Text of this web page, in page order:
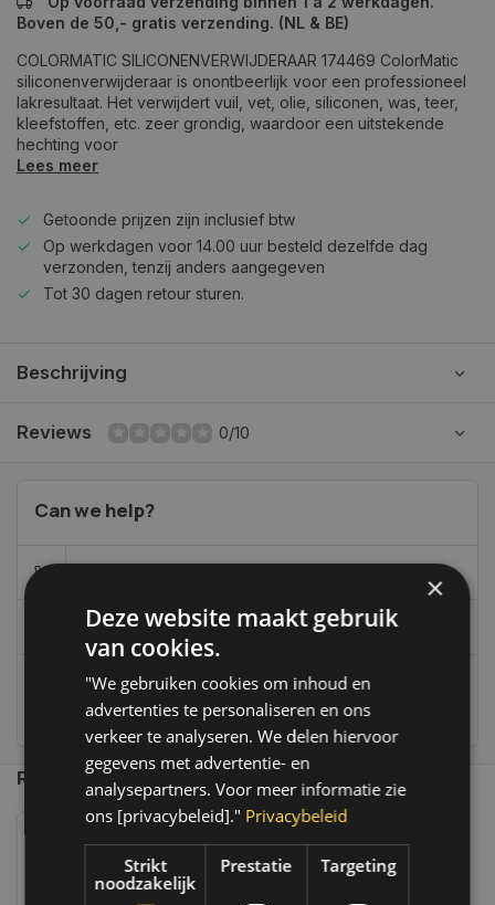
Boven de 50,- gratis verzending. (NL & BE)
COLORMATIC SILICONENVERWIJDERAAR 174469 ColorMatic
siliconenverwijderaar is onontbeerlijk voor een professioneel
lakresultaat. Het verwijdert vuil, vet, olie, siliconen, was, teer,
kleefstoffen, etc. zeer grondig, waardoor een uitstekende
hechting voor
Lees meer
Getoonde prijzen zijn inclusief btw
Op werkdagen voor 14.00 uur besteld dezelfde dag
verzonden, tenzij anders aangegeven
Tot 30 dagen retour sturen.
Beschrijving
Reviews 0/10
Can we help?
info@autoklusser.nl
customers give us a 9,4 at
Recent bekeken
×
Deze website maakt gebruik
van cookies.
"We gebruiken cookies om inhoud en
advertenties te personaliseren en ons
verkeer te analyseren. We delen hiervoor
gegevens met advertentie- en
analysepartners. Voor meer informatie zie
ons [privacybeleid]." Privacybeleid
Strikt
noodzakelijk
Prestatie Targeting